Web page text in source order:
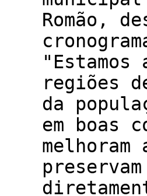
Romão,
regiões
da
em boas